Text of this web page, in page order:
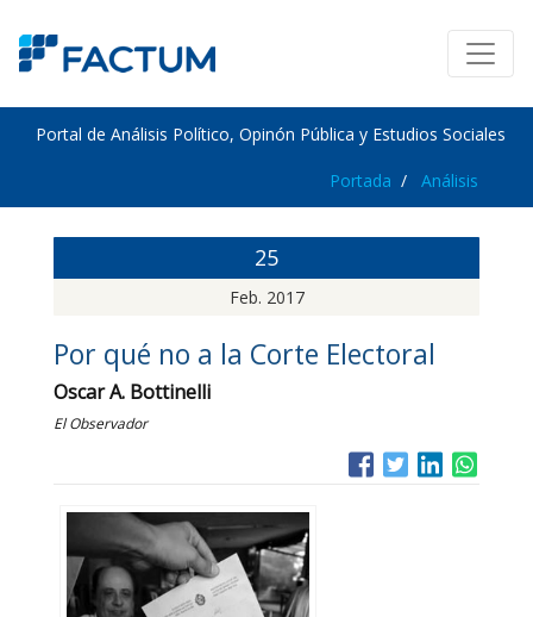
Portal de Análisis Político, Opinón Pública y Estudios Sociales
Portada Análisis
25
Feb. 2017
Por qué no a la Corte Electoral
Oscar A. Bottinelli
El Observador